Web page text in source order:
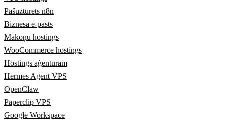
Pašuzturēts n8n
Biznesa e-pasts
Mākoņu hostings
WooCommerce hostings
Hostings aģentūrām
Hermes Agent VPS
OpenClaw
Paperclip VPS
Google Workspace